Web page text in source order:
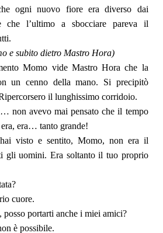
ogni nuovo fiore era diverso dai
che l’ultimo a sbocciare pareva il
e subito dietro Mastro Hora)
Momo vide Mastro Hora che la
un cenno della mano. Si precipitò
il lunghissimo corridoio.
non avevo mai pensato che il tempo
era… tanto grande!
visto e sentito, Momo, non era il
gli uomini. Era soltanto il tuo proprio
cuore.
posso portarti anche i miei amici?
è possibile.